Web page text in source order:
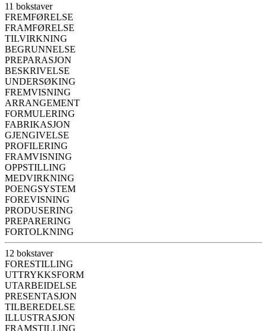
11 bokstaver
FREMFØRELSE
FRAMFØRELSE
TILVIRKNING
BEGRUNNELSE
PREPARASJON
BESKRIVELSE
UNDERSØKING
FREMVISNING
ARRANGEMENT
FORMULERING
FABRIKASJON
GJENGIVELSE
PROFILERING
FRAMVISNING
OPPSTILLING
MEDVIRKNING
POENGSYSTEM
FOREVISNING
PRODUSERING
PREPARERING
FORTOLKNING
12 bokstaver
FORESTILLING
UTTRYKKSFORM
UTARBEIDELSE
PRESENTASJON
TILBEREDELSE
ILLUSTRASJON
FRAMSTILLING